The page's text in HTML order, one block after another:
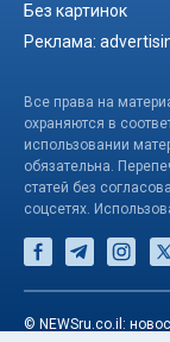
Без картинок
Реклама:
Все права на
охраняются в
использовании
обязательна.
статей без
соцсетях.
© NEWSru.co.il: